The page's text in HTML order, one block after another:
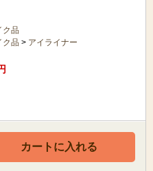
品
品 > アイライナー
カートに入れる